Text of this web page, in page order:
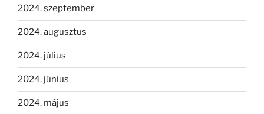
2024. szeptember
2024. augusztus
2024. július
2024. június
2024. május